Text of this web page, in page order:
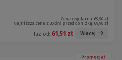
Cena regularna: 69,90 zł
Najniższa cena z 30 dni przed obniżką: 69,90 zł
Już od: 61,51 zł Więcej
Promocja!